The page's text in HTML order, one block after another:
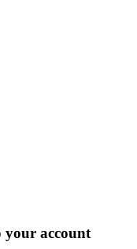
your account